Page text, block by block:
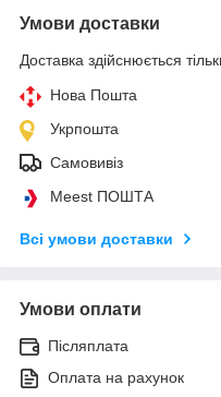
Умови доставки
Доставка здійснюється
Нова Пошта
Укрпошта
Самовивіз
Meest ПОШТА
Всі умови доставки
Умови оплати
Післяплата
Оплата на рахунок